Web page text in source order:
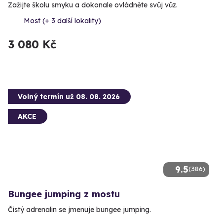
Zažijte školu smyku a dokonale ovládněte svůj vůz.
Most (+ 3 další lokality)
3 080 Kč
9.5(386)
Volný termín už 08. 08. 2026
AKCE
Bungee jumping z mostu
Čistý adrenalin se jmenuje bungee jumping.